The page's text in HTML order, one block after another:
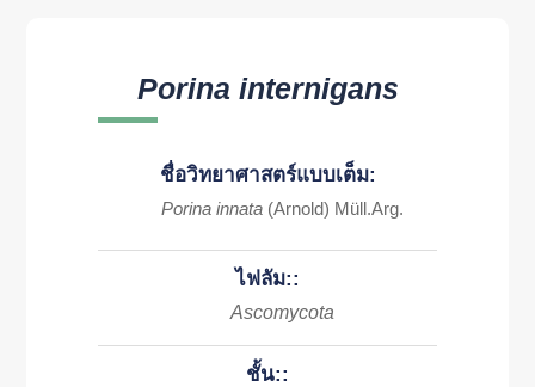
Porina internigans
ชื่อวิทยาศาสตร์แบบเต็ม:
Porina innata (Arnold) Müll.Arg.
ไฟลัม::
Ascomycota
ชั้น::